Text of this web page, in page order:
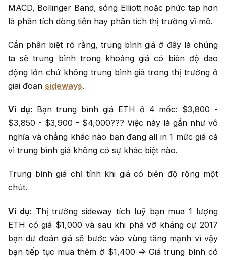
MACD, Bollinger Band, sóng Elliott hoặc phức tạp hơn
là phân tích dòng tiền hay phân tích thị trường vĩ mô.
Cần phân biệt rõ rằng, trung bình giá ở đây là chúng
ta sẽ trung bình trong khoảng giá có biên độ dao
động lớn chứ không trung bình giá trong thị trường ở
giai đoạn sideways.
Ví dụ: Bạn trung bình giá ETH ở 4 mốc: $3,800 -
$3,850 - $3,900 - $4,000??? Việc này là gần như vô
nghĩa và chẳng khác nào bạn đang all in 1 mức giá cả
vì trung bình giá không có sự khác biệt nào.
Trung bình giá chỉ tính khi giá có biên độ rộng một
chút.
Ví dụ: Thị trường sideway tích luỹ bạn mua 1 lượng
ETH có giá $1,000 và sau khi phá vỡ kháng cự 2017
bạn dư đoán giá sẽ bước vào vùng tăng mạnh vì vậy
bạn tiếp tục mua thêm ở $1,400 => Giá trung bình có